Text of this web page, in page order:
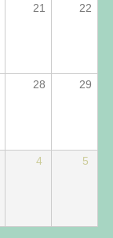
21 22
28 29
4 5